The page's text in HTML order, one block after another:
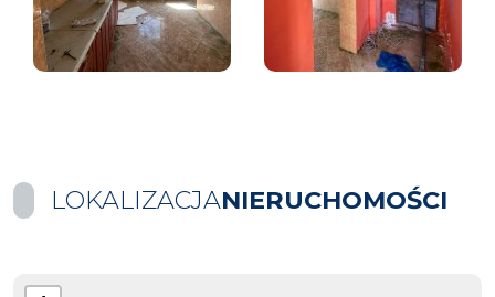
LOKALIZACJANIERUCHOMOŚCI